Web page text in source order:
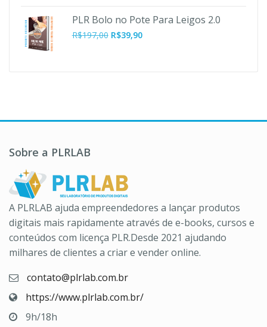
original
era:
R$37,00.
atual
é:
PLR Bolo no Pote Para Leigos 2.0
R$197,00 O
R$39,90O
Sobre a PLRLAB
A PLRLAB ajuda empreendedores a lançar produtos
digitais mais rapidamente através de e-books, cursos e
conteúdos com licença PLR.Desde 2021 ajudando
milhares de clientes a criar e vender online.
contato@plrlab.com.br
https://www.plrlab.com.br/
9h/18h